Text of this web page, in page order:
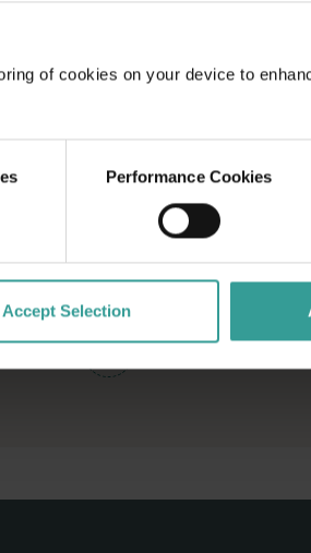
of cookies on your device to
Performance Cookies
Accept Selection